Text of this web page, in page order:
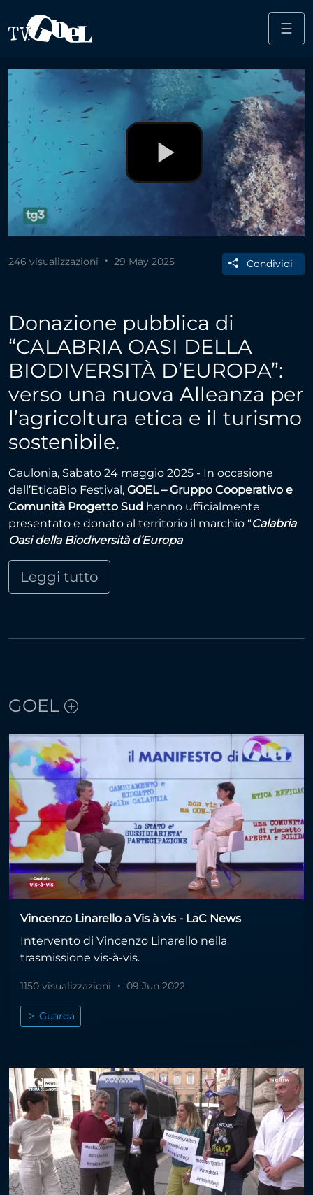
☰
Play
Video
246 visualizzazioni 29 May 2025 Condividi
Donazione pubblica di
“CALABRIA OASI DELLA
BIODIVERSITÀ D’EUROPA”:
verso una nuova Alleanza per
l’agricoltura etica e il turismo
sostenibile.
Caulonia, Sabato 24 maggio 2025 - In occasione
dell’EticaBio Festival, GOEL – Gruppo Cooperativo e
Comunità Progetto Sud hanno ufficialmente
presentato e donato al territorio il marchio “Calabria
Oasi della Biodiversità d’Europa
Leggi tutto
GOEL
Vincenzo Linarello a Vis à vis - LaC News
Intervento di Vincenzo Linarello nella
trasmissione vis-à-vis.
1150 visualizzazioni 09 Jun 2022
Guarda